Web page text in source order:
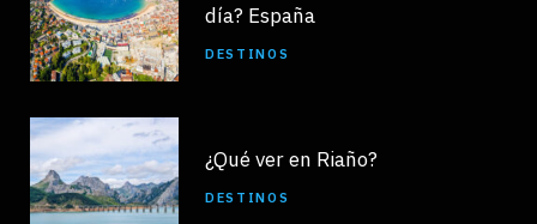
día? España
DESTINOS
¿Qué ver en Riaño?
DESTINOS